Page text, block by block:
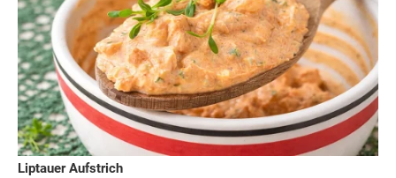
Liptauer Aufstrich